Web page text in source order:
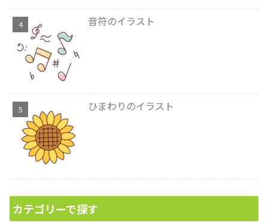
音符のイラスト
ひまわりのイラスト
カテゴリーで探す